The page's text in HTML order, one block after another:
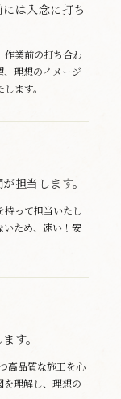
は入念に打ち
作業前の打ち合わ
理想のイメージ
ます。
担当します。
持って担当いたし
いため、速い！安
す。
高品質な施工を心
理解し、理想の